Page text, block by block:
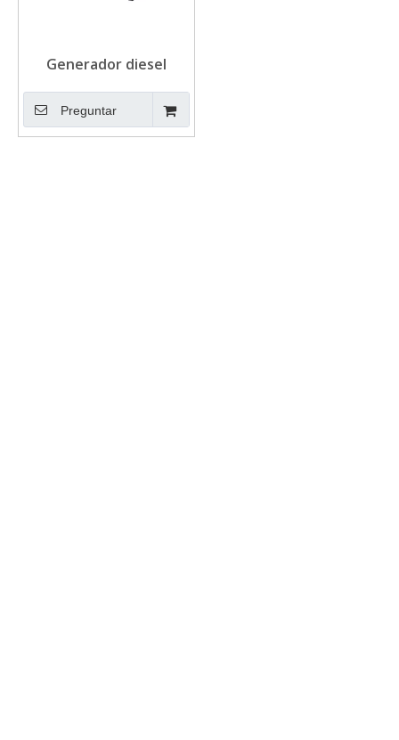
Generador diesel
Perkins insonorizado
300KVA 1500rpm EPA
Preguntar